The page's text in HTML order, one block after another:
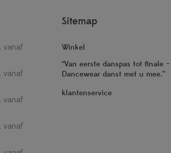
vanaf
vanaf
vanaf
vanaf
Sitemap
Winkel
“Van eerste danspas tot finale –
Dancewear danst met u mee.”
klantenservice